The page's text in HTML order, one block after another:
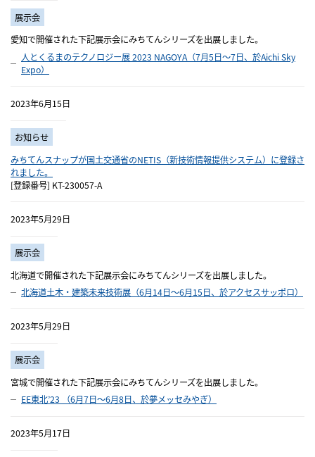
展示会
愛知で開催された下記展示会にみちてんシリーズを出展しました。
人とくるまのテクノロジー展 2023 NAGOYA（7月5日～7日、於Aichi Sky
Expo）
2023年6月15日
お知らせ
みちてんスナップが国土交通省のNETIS（新技術情報提供システム）に登録さ
れました。
[登録番号] KT-230057-A
2023年5月29日
展示会
北海道で開催された下記展示会にみちてんシリーズを出展しました。
北海道土木・建築未来技術展（6月14日～6月15日、於アクセスサッポロ）
2023年5月29日
展示会
宮城で開催された下記展示会にみちてんシリーズを出展しました。
EE東北’23 （6月7日～6月8日、於夢メッセみやぎ）
2023年5月17日